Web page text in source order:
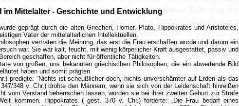
im Mittelalter - Geschichte und Entwicklung
geprägt durch die alten Griechen, Homer, Plato, Hippokrates und Aristoteles,
Väter der mittelalterlichen Intellektuellen.
vertraten die Meinung, das erst die Frau erschaffen wurde und darum ein
war. Sie war kalt, feucht, mit wenig körperlicher Kraft ausgestattet, passiv und
geschaffen, aber nicht für öffentliche Tätigkeiten.
von großen, uns bekannten griechischen Philosophen, die ein abwertende Bild
haben und somit prägten.
predigte: “Nichts ist scheußlicher doch, nichts unverschämter auf Erden als das
348 v. Chr.) drohte den Männern, wenn sie sich von der Leidenschaft hinreißen
vom Verstand beherrschen lassen, würden sie bei ihrer zweiten Geburt zur Strafe
kommen. Hippokrates ( gest. 370 v. Chr.) forderte: „Die Frau bedarf eines